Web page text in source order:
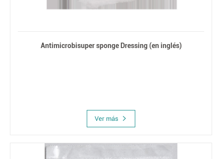
Antimicrobisuper sponge Dressing (en inglés)
Ver más